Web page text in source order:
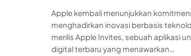
Apple kembali menunjukkan
menghadirkan inovasi berbasis
merilis Apple Invites, sebuah aplikasi
digital terbaru yang menawarkan…